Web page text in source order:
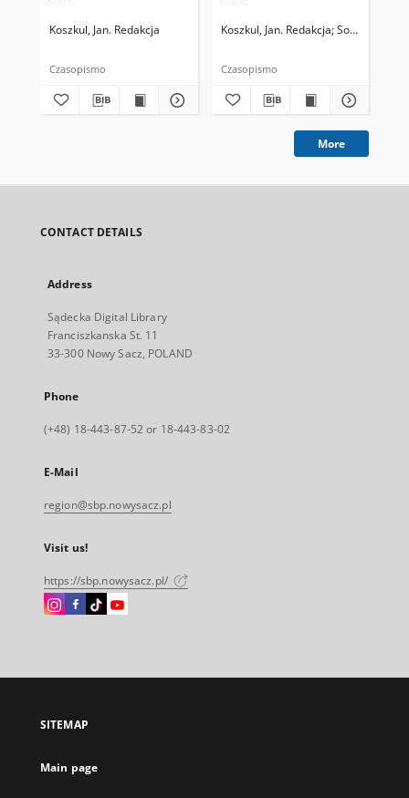
Koszkul, Jan. Redakcja
Czasopismo
Koszkul, Jan. Redakcja Sojka,
Czasopismo
More
CONTACT DETAILS
Address
Sądecka Digital Library
Franciszkanska St. 11
33-300 Nowy Sacz, POLAND
Phone
(+48) 18-443-87-52 or 18-443-83-02
E-Mail
region@sbp.nowysacz.pl
Visit us!
https://sbp.nowysacz.pl/
Instagram
open
new
Facebook
open
new
Instagram
open
new
Instagram
open
SITEMAP
Main page